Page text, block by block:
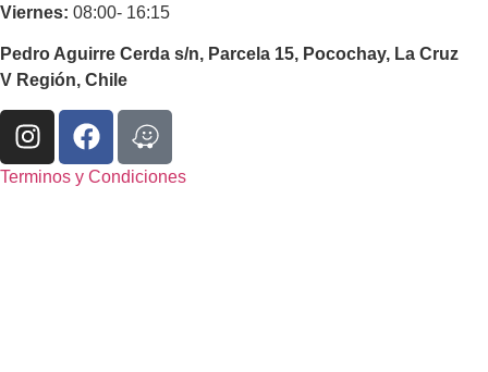
Viernes: 08:00- 16:15
Pedro Aguirre Cerda s/n, Parcela 15, Pocochay, La Cruz
V Región, Chile
Terminos y Condiciones